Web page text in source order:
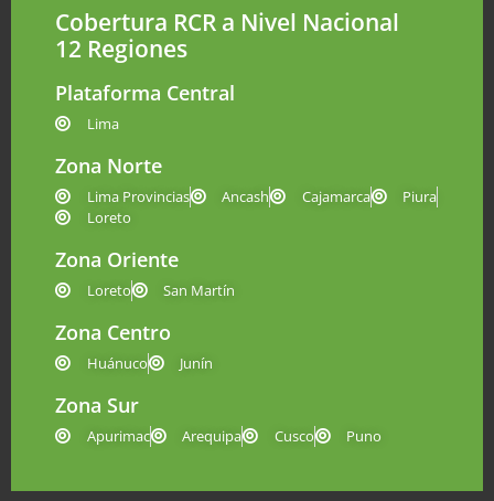
Cobertura RCR a Nivel Nacional
12 Regiones
Plataforma Central
Lima
Zona Norte
Lima Provincias Ancash Cajamarca
Piura
Loreto
Zona Oriente
Loreto San Martín
Zona Centro
Huánuco Junín
Zona Sur
Apurimac Arequipa Cusco Puno